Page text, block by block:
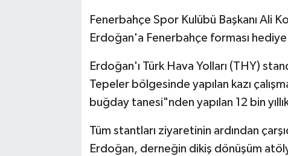
Fenerbahçe Spor Kulübü Başkanı Ali
Erdoğan'a Fenerbahçe forması
Erdoğan'ı Türk Hava Yolları (THY)
Tepeler bölgesinde yapılan kazı
buğday tanesi"nden yapılan 12 bin
Tüm stantları ziyaretinin ardından
Erdoğan, derneğin dikiş dönüşüm